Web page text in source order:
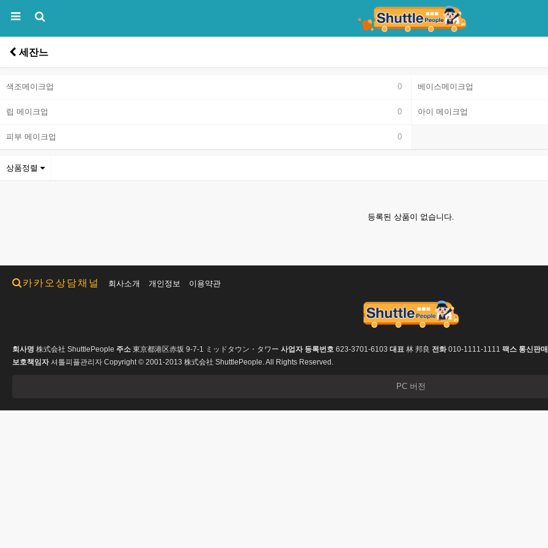
세잔느
색조메이크업 0 베이스메이크업
립 메이크업 0 아이 메이크업
피부 메이크업 0
상품정렬
등록된 상품이 없습니다.
카카오상담채널 회사소개 개인정보 이용약관
회사명 株式会社 ShuttlePeople 주소 東京都港区赤坂 9-7-1 ミッドタウン・タワー 사업자 등록번호 623-3701-6103 대표 林 邦良 전화010-1111-1111 팩스 통신판
보호책임자셔틀피플관리자 Copyright © 2001-2013 株式会社 ShuttlePeople. All Rights Reserved.
PC 버전